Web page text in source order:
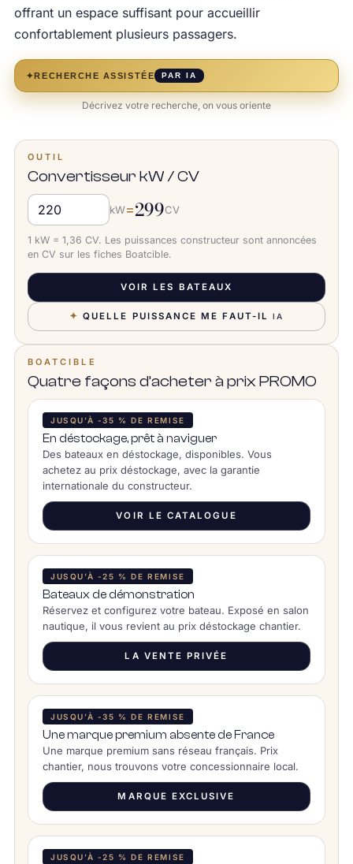
offrant un espace suffisant pour accueillir
confortablement plusieurs passagers.
✦RECHERCHE ASSISTÉE PAR IA
Décrivez votre recherche, on vous oriente
OUTIL
Convertisseur kW / CV
kW=299CV
1 kW = 1,36 CV. Les puissances constructeur sont annoncées
en CV sur les fiches Boatcible.
VOIR LES BATEAUX
✦ QUELLE PUISSANCE ME FAUT-ILIA
BOATCIBLE
Quatre façons d’acheter à prix PROMO
JUSQU’À -35 % DE REMISE
En déstockage, prêt à naviguer
Des bateaux en déstockage, disponibles. Vous
achetez au prix déstockage, avec la garantie
internationale du constructeur.
VOIR LE CATALOGUE
JUSQU’À -25 % DE REMISE
Bateaux de démonstration
Réservez et configurez votre bateau. Exposé en salon
nautique, il vous revient au prix déstockage chantier.
LA VENTE PRIVÉE
JUSQU’À -35 % DE REMISE
Une marque premium absente de France
Une marque premium sans réseau français. Prix
chantier, nous trouvons votre concessionnaire local.
MARQUE EXCLUSIVE
JUSQU’À -25 % DE REMISE